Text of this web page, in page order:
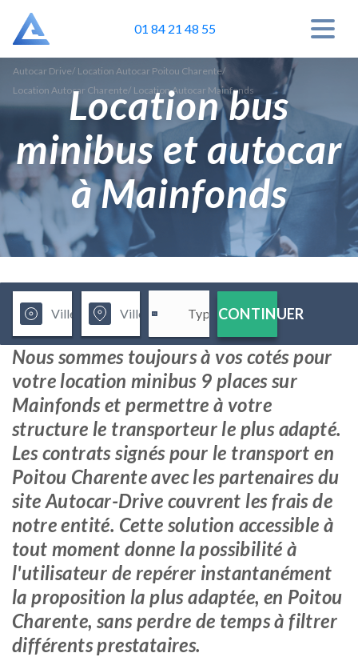
01 84 21 48 55
Autocar Drive/ Location Autocar Poitou Charente/
Location Autocar Charente/ Location Autocar Mainfonds
Location bus
minibus et autocar
à Mainfonds
CONTINUER
Nous sommes toujours à vos cotés pour
votre location minibus 9 places sur
Mainfonds et permettre à votre
structure le transporteur le plus adapté.
Les contrats signés pour le transport en
Poitou Charente avec les partenaires du
site Autocar-Drive couvrent les frais de
notre entité. Cette solution accessible à
tout moment donne la possibilité à
l'utilisateur de repérer instantanément
la proposition la plus adaptée, en Poitou
Charente, sans perdre de temps à filtrer
différents prestataires.